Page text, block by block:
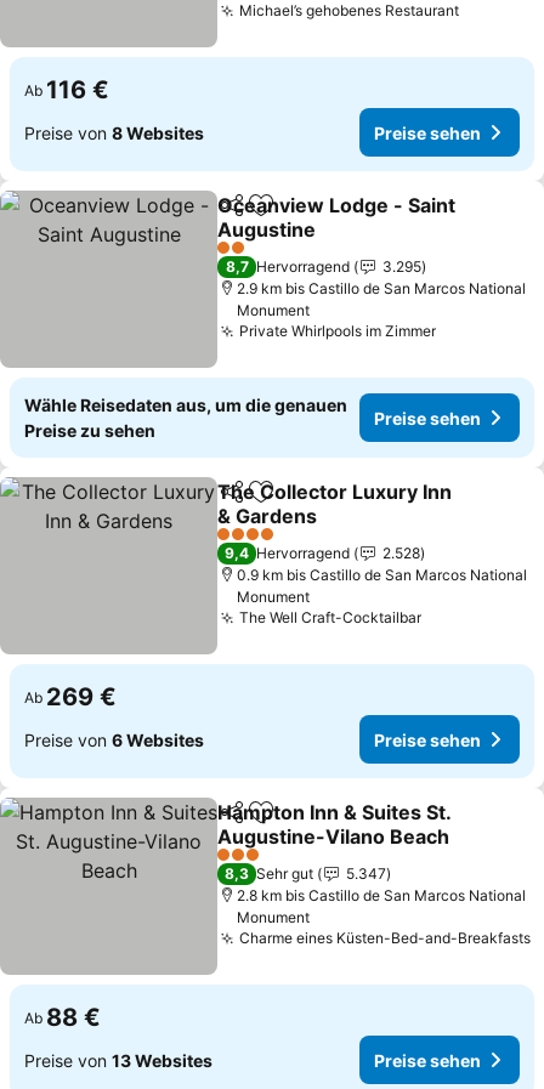
Michael’s gehobenes Restaurant
Ab 116 €
Preise von 8 Websites Preise sehen
TeilenZu Favoriten hinzufügen
Oceanview Lodge - Saint
Augustine
2 Sterne
8,7 Hervorragend
3.295
2.9 km bis Castillo de San Marcos National
Monument
Private Whirlpools im Zimmer
Wähle Reisedaten aus, um die genauen
Preise zu sehen
Preise sehen
TeilenZu Favoriten hinzufügen
The Collector Luxury Inn
& Gardens
4 Sterne
9,4 Hervorragend
2.528
0.9 km bis Castillo de San Marcos National
Monument
The Well Craft-Cocktailbar
Ab 269 €
Preise von 6 Websites Preise sehen
TeilenZu Favoriten hinzufügen
Hampton Inn & Suites St.
Augustine-Vilano Beach
3 Sterne
8,3 Sehr gut
5.347
2.8 km bis Castillo de San Marcos National
Monument
Charme eines Küsten-Bed-and-Breakfasts
Ab 88 €
Preise von 13 Websites Preise sehen